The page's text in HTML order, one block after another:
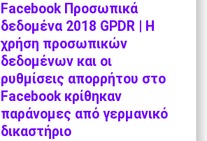
Facebook Προσωπικά
δεδομένα 2018 GPDR | Η
χρήση προσωπικών
δεδομένων και οι
ρυθμίσεις απορρήτου στο
Facebook κρίθηκαν
παράνομες από γερμανικό
δικαστήριο